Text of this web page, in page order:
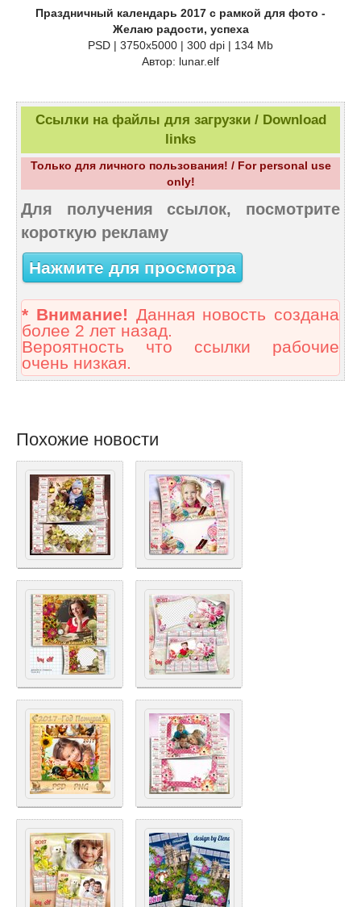
Праздничный календарь 2017 с рамкой для фото -
Желаю радости, успеха
PSD | 3750х5000 | 300 dpi | 134 Mb
Автор: lunar.elf
Ссылки на файлы для загрузки / Download
links
Только для личного пользования! / For personal use
only!
Для получения ссылок, посмотрите
короткую рекламу
Нажмите для просмотра
* Внимание! Данная новость создана
более 2 лет назад.
Вероятность что ссылки рабочие
очень низкая.
Похожие новости